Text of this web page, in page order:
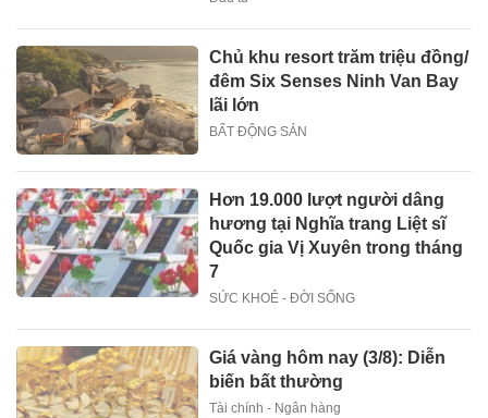
Chủ khu resort trăm triệu đồng/
đêm Six Senses Ninh Van Bay
lãi lớn
BẤT ĐỘNG SẢN
Hơn 19.000 lượt người dâng
hương tại Nghĩa trang Liệt sĩ
Quốc gia Vị Xuyên trong tháng
7
SỨC KHOẺ - ĐỜI SỐNG
Giá vàng hôm nay (3/8): Diễn
biến bất thường
Tài chính - Ngân hàng